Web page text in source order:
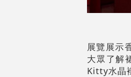
展覽展示
大眾了解
Kitty水晶